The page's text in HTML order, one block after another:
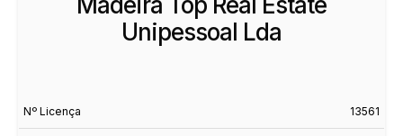
Unipessoal Lda
Nº Licença 13561